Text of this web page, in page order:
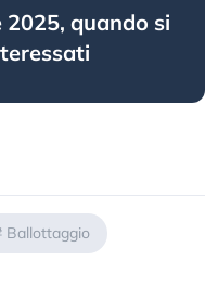
quando si
Ballottaggio